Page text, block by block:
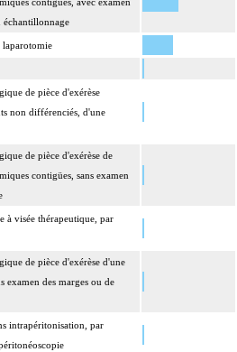
échantillonnage
laparotomie
de pièce d'exérèse
non différenciés, d'une
de pièce d'exérèse de
contigües, sans examen
à visée thérapeutique, par
de pièce d'exérèse d'une
examen des marges ou de
intrapéritonisation, par